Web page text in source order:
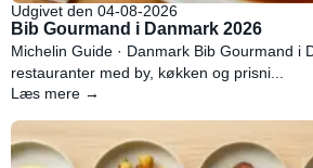
Udgivet den 04-08-2026
Bib Gourmand i Danmark 2026
Michelin Guide · Danmark Bib Gourmand i
restauranter med by, køkken og prisni...
Læs mere →